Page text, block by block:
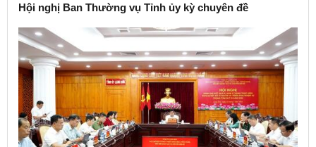
Hội nghị Ban Thường vụ Tỉnh ủy kỳ chuyên đề